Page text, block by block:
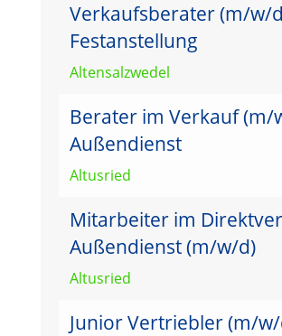
Verkaufsberater (m/w/
Festanstellung
Altensalzwedel
Berater im Verkauf (m/
Außendienst
Altusried
Mitarbeiter im
Außendienst (m/w/d)
Altusried
Junior Vertriebler (m/w/